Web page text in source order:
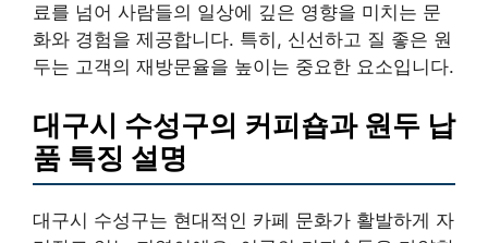
료를 넘어 사람들의 일상에 깊은 영향을 미치는 문
화와 경험을 제공합니다. 특히, 신선하고 질 좋은 원
두는 고객의 재방문율을 높이는 중요한 요소입니다.
대구시 수성구의 커피숍과 원두 납
품 특징 설명
대구시 수성구는 현대적인 카페 문화가 활발하게 자